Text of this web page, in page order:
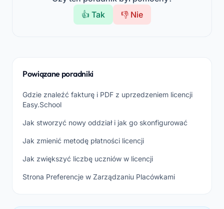
👍 Tak
👎 Nie
Powiązane poradniki
Gdzie znaleźć fakturę i PDF z uprzedzeniem licencji
Easy.School
Jak stworzyć nowy oddział i jak go skonfigurować
Jak zmienić metodę płatności licencji
Jak zwiększyć liczbę uczniów w licencji
Strona Preferencje w Zarządzaniu Placówkami